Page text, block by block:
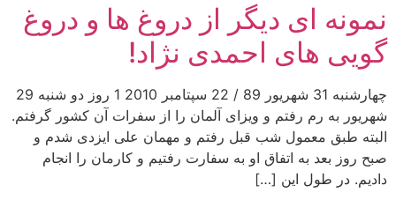
نمونه ای دیگر از دروغ ها و دروغ
گویی های احمدی نژاد!
چهارشنبه 31 شهریور 89 / 22 سپتامبر 2010 1 روز دو شنبه 29
شهریور به رم رفتم و ویزای آلمان را از سفرات آن کشور گرفتم.
البته طبق معمول شب قبل رفتم و مهمان علی ایزدی شدم و
صبح روز بعد به اتفاق او به سفارت رفتیم و کارمان را انجام
دادیم. در طول این […]